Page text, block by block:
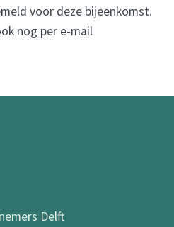
voor deze bijeenkomst.
nog per e-mail
Delft